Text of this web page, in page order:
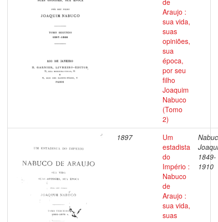
de
Araujo :
sua vida,
suas
opiniões,
sua
época,
por seu
filho
Joaquim
Nabuco
(Tomo
2)
1897
Um
estadista
do
Império :
Nabuco
de
Araujo :
sua vida,
suas
1849-
1910